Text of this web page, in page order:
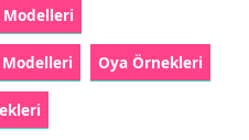
Modelleri
Oya Örnekleri